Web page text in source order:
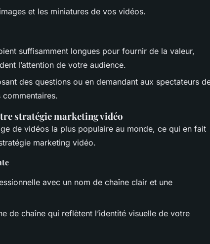
et les miniatures de vos vidéos.
suffisamment longues pour fournir de la valeur,
l’attention de votre audience.
des questions ou en demandant aux spectateurs
stratégie marketing vidéo
de vidéos la plus populaire au monde, ce qui en fait
marketing vidéo.
avec un nom de chaîne clair et une
de chaîne qui reflètent l’identité visuelle de votre